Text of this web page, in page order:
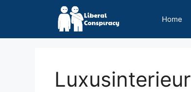
Home
Luxusinterieur